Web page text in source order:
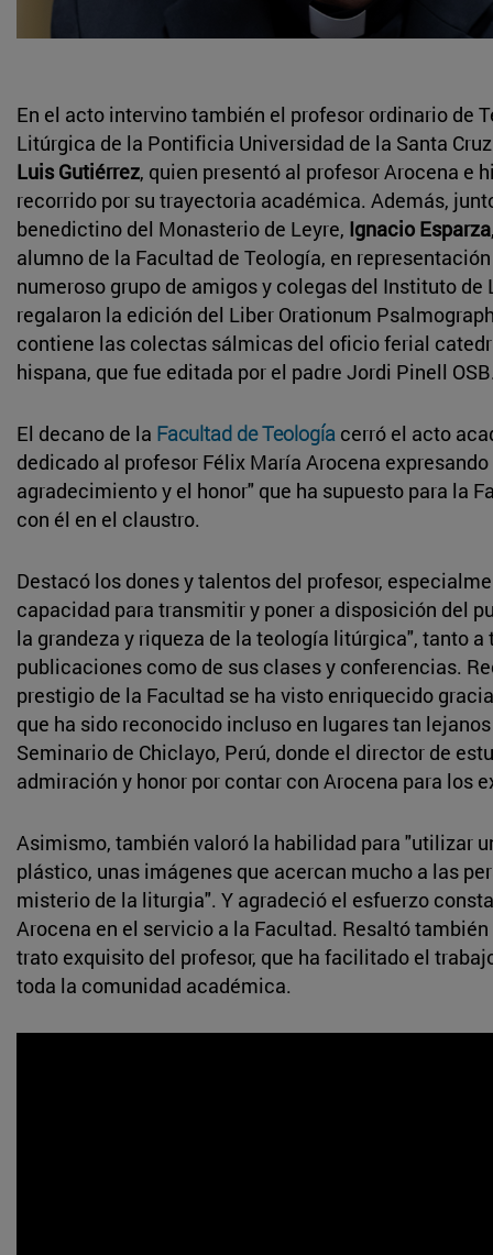
En el acto intervino también el profesor ordinario de
Litúrgica de la Pontificia Universidad de la Santa
Luis Gutiérrez, quien presentó al profesor Arocena e
recorrido por su trayectoria académica. Además,
benedictino del Monasterio de Leyre, Ignacio Esparza
alumno de la Facultad de Teología, en
numeroso grupo de amigos y colegas del Instituto de
regalaron la edición del Liber Orationum
contiene las colectas sálmicas del oficio ferial
hispana, que fue editada por el padre Jordi Pinell
El decano de la Facultad de Teología cerró el acto
dedicado al profesor Félix María Arocena
agradecimiento y el honor" que ha supuesto para la
con él en el claustro.
Destacó los dones y talentos del profesor,
capacidad para transmitir y poner a disposición del
la grandeza y riqueza de la teología litúrgica", tanto a
publicaciones como de sus clases y conferencias.
prestigio de la Facultad se ha visto enriquecido
que ha sido reconocido incluso en lugares tan
Seminario de Chiclayo, Perú, donde el director de
admiración y honor por contar con Arocena para los
Asimismo, también valoró la habilidad para "utilizar
plástico, unas imágenes que acercan mucho a las
misterio de la liturgia". Y agradeció el esfuerzo
Arocena en el servicio a la Facultad. Resaltó
trato exquisito del profesor, que ha facilitado el
toda la comunidad académica.